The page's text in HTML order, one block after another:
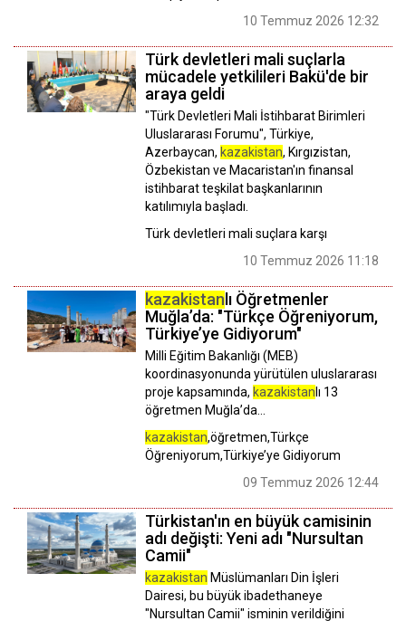
10 Temmuz 2026 12:32
Türk devletleri mali suçlarla
mücadele yetkilileri Bakü'de bir
araya geldi
"Türk Devletleri Mali İstihbarat Birimleri
Uluslararası Forumu", Türkiye,
Azerbaycan, kazakistan, Kırgızistan,
Özbekistan ve Macaristan'ın finansal
istihbarat teşkilat başkanlarının
katılımıyla başladı.
Türk devletleri mali suçlara karşı
10 Temmuz 2026 11:18
kazakistan lı Öğretmenler
Muğla’da: "Türkçe Öğreniyorum,
Türkiye’ye Gidiyorum"
Milli Eğitim Bakanlığı (MEB)
koordinasyonunda yürütülen uluslararası
proje kapsamında, kazakistan lı 13
öğretmen Muğla’da...
kazakistan,öğretmen,Türkçe
Öğreniyorum,Türkiye’ye Gidiyorum
09 Temmuz 2026 12:44
Türkistan'ın en büyük camisinin
adı değişti: Yeni adı "Nursultan
Camii"
kazakistan Müslümanları Din İşleri
Dairesi, bu büyük ibadethaneye
"Nursultan Camii" isminin verildiğini